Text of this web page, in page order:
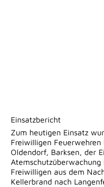
Einsatzbericht
Zum heutigen Einsatz
Freiwilligen Feuerwehren
Oldendorf, Barksen, der
Atemschutzüberwachung
Freiwilligen aus dem
Kellerbrand nach